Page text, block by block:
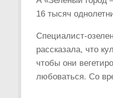
16 тысяч
Специалист-
рассказала, что
чтобы они
любоваться. Со